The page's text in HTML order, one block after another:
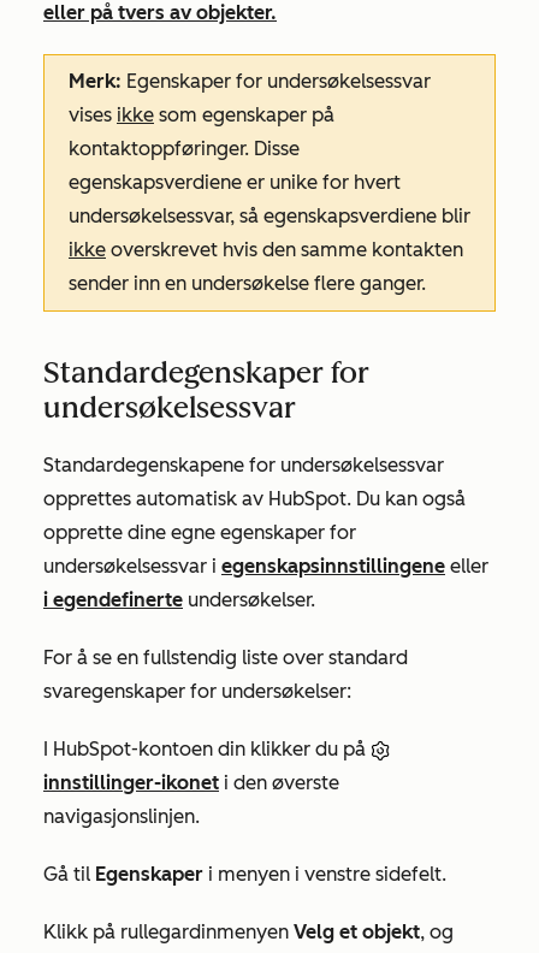
eller på tvers av objekter.
Merk: Egenskaper for undersøkelsessvar
vises ikke som egenskaper på
kontaktoppføringer. Disse
egenskapsverdiene er unike for hvert
undersøkelsessvar, så egenskapsverdiene blir
ikke overskrevet hvis den samme kontakten
sender inn en undersøkelse flere ganger.
Standardegenskaper for
undersøkelsessvar
Standardegenskapene for undersøkelsessvar
opprettes automatisk av HubSpot. Du kan også
opprette dine egne egenskaper for
undersøkelsessvar i egenskapsinnstillingene eller
i egendefinerte undersøkelser.
For å se en fullstendig liste over standard
svaregenskaper for undersøkelser:
I HubSpot-kontoen din klikker du på
innstillinger-ikonet i den øverste
navigasjonslinjen.
Gå til Egenskaper i menyen i venstre sidefelt.
Klikk på rullegardinmenyen Velg et objekt, og